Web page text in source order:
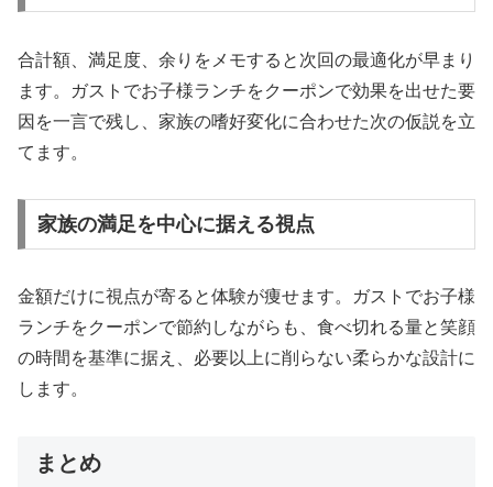
合計額、満足度、余りをメモすると次回の最適化が早まり
ます。ガストでお子様ランチをクーポンで効果を出せた要
因を一言で残し、家族の嗜好変化に合わせた次の仮説を立
てます。
家族の満足を中心に据える視点
金額だけに視点が寄ると体験が痩せます。ガストでお子様
ランチをクーポンで節約しながらも、食べ切れる量と笑顔
の時間を基準に据え、必要以上に削らない柔らかな設計に
します。
まとめ